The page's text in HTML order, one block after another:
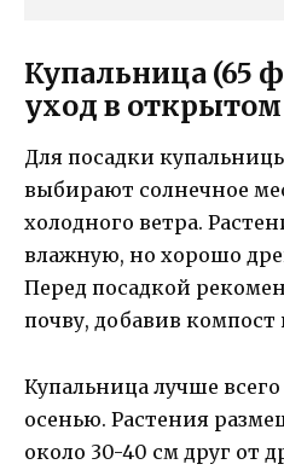
Купальница (65
уход в открытом
Для посадки
выбирают солнечное
холодного ветра.
влажную, но хорошо
Перед посадкой
почву, добавив компост
Купальница лучше
осенью. Растения
около 30-40 см друг от